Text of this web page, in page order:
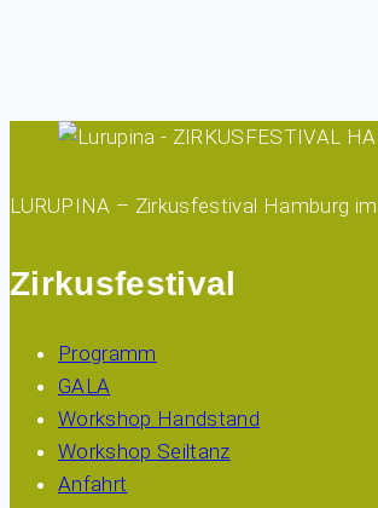
LURUPINA – Zirkusfestival Hamburg
Zirkusfestival
Programm
GALA
Workshop Handstand
Workshop Seiltanz
Anfahrt